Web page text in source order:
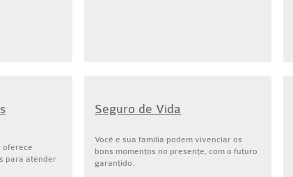
oferece
para atender
Seguro de Vida
Você e sua família podem vivenciar os
bons momentos no presente, com o futuro
garantido.